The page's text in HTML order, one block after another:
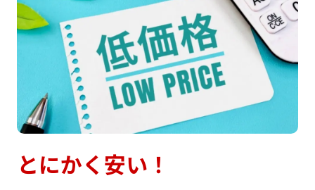
とにかく安い！